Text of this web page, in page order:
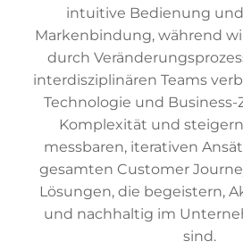
intuitive Bedienung
Markenbindung, während
durch
interdisziplinären Teams
Technologie und Business-
Komplexität und
messbaren, iterativen
gesamten Customer
Lösungen, die begeistern,
und nachhaltig im
sind.